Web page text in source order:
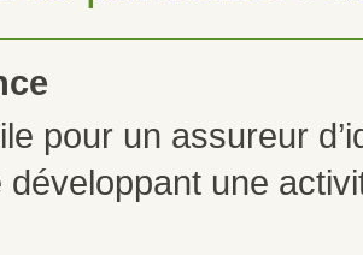
pour un assureur
développant une